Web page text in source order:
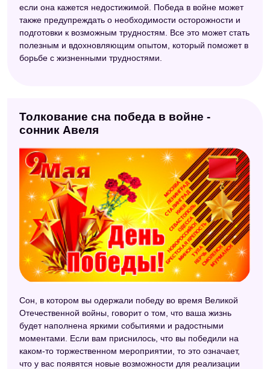
если она кажется недостижимой. Победа в войне может
также предупреждать о необходимости осторожности и
подготовки к возможным трудностям. Все это может стать
полезным и вдохновляющим опытом, который поможет в
борьбе с жизненными трудностями.
Толкование сна победа в войне -
сонник Авеля
Сон, в котором вы одержали победу во время Великой
Отечественной войны, говорит о том, что ваша жизнь
будет наполнена яркими событиями и радостными
моментами. Если вам приснилось, что вы победили на
каком-то торжественном мероприятии, то это означает,
что у вас появятся новые возможности для реализации